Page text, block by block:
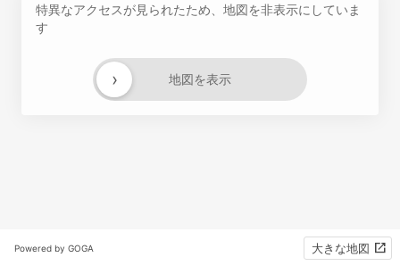
特異なアクセスが見られたため、地図を非表示にしていま
す
地図を表示
›
Powered by GOGA 大きな地図